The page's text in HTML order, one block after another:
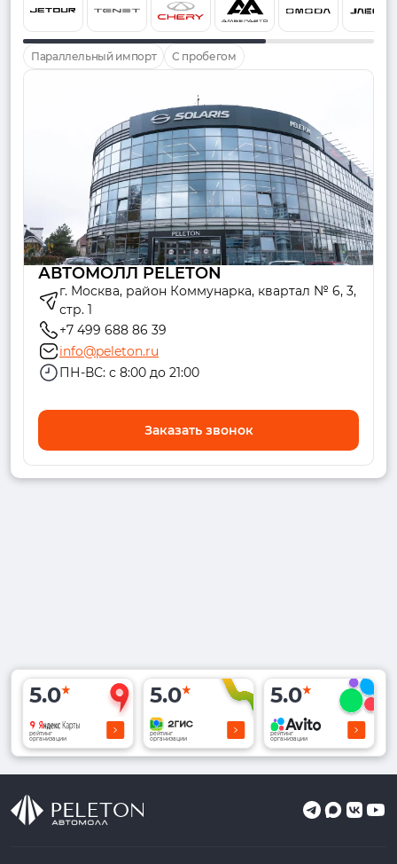
Параллельный импорт С пробегом
АВТОМОЛЛ PELETON
г. Москва, район Коммунарка, квартал № 6, 3,
стр. 1
+7 499 688 86 39
info@peleton.ru
ПН-ВС: с 8:00 до 21:00
Заказать звонок
5.0
рейтинг
организации
5.0
рейтинг
организации
5.0
рейтинг
организации